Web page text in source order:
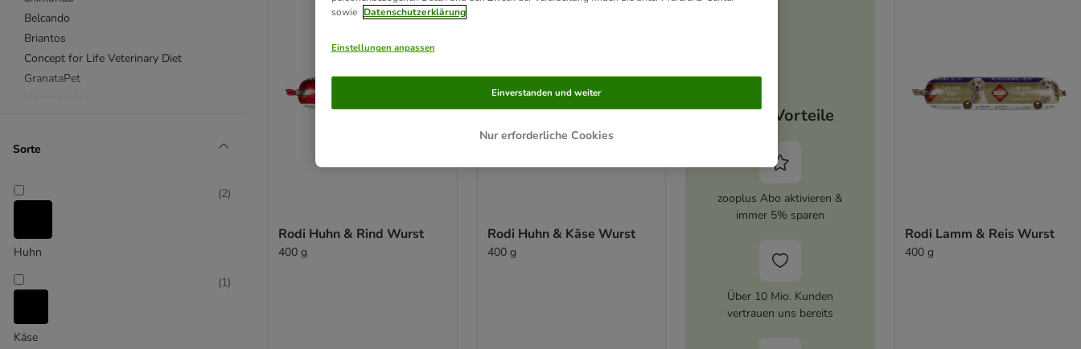
Belcando
Briantos
Concept for Life Veterinary Diet
GranataPet
Purizon
Royal Canin Veterinary
RINTI
Rosie's Farm
Terra Canis
Sorte
Huhn
(2)
Käse
(1)
Rodi Huhn & Rind Wurst
400 g
Rodi Huhn & Käse Wurst
400 g
Deine Vorteile
zooplus Abo aktivieren &
immer 5% sparen
Über 10 Mio. Kunden
vertrauen uns bereits
Rodi Lamm & Reis Wurst
400 g
sowie Datenschutzerklärung
Einstellungen anpassen
Nur erforderliche Cookies
Einverstanden und weiter